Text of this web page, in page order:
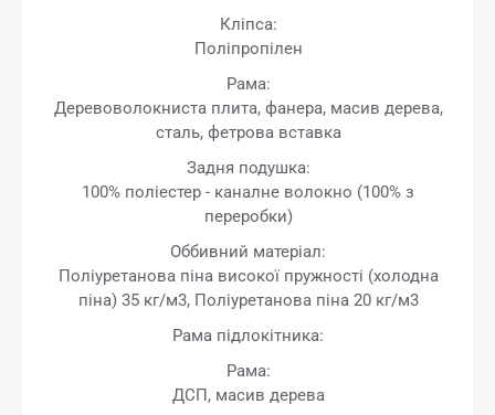
Кліпса:
Поліпропілен
Рама:
Деревоволокниста плита, фанера, масив дерева,
сталь, фетрова вставка
Задня подушка:
100% поліестер - каналне волокно (100% з
переробки)
Оббивний матеріал:
Поліуретанова піна високої пружності (холодна
піна) 35 кг/м3, Поліуретанова піна 20 кг/м3
Рама підлокітника:
Рама:
ДСП, масив дерева